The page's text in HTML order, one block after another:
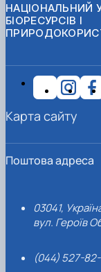
НАЦІОНАЛЬНИЙ
БІОРЕСУРСІВ І
Поштова адреса
03041,
вул. Героїв
(044) 527-
Карта сайту